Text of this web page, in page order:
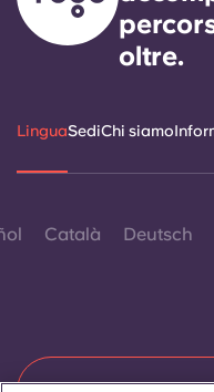
oltre.
LinguaSediChi siamo
Català Deutsch